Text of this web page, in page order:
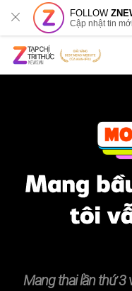
FOLLOW
Cập nhật tin mới
Mang thai lần thứ 3